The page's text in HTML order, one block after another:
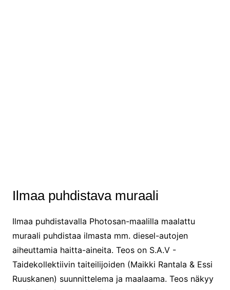
Ilmaa puhdistava muraali
Ilmaa puhdistavalla Photosan-maalilla maalattu
muraali puhdistaa ilmasta mm. diesel-autojen
aiheuttamia haitta-aineita. Teos on S.A.V -
Taidekollektiivin taiteilijoiden (Maikki Rantala & Essi
Ruuskanen) suunnittelema ja maalaama. Teos näkyy